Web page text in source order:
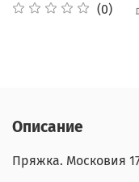
(0)
Описание
Пряжка. Московия